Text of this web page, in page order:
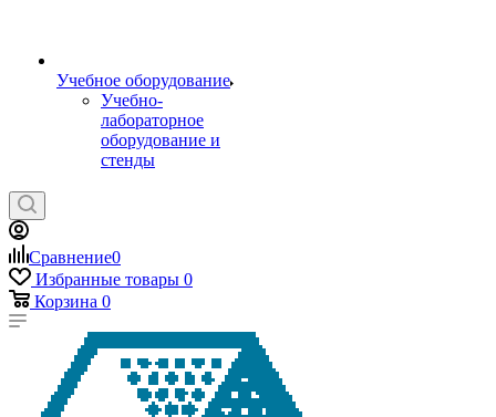
Учебное оборудование
Учебно-
лабораторное
оборудование и
стенды
Сравнение0
Избранные товары 0
Корзина 0